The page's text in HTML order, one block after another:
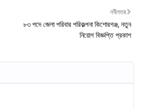
নবীনতর
৮৩ পদে জেলা পরিবার পরিকল্পনা কিশোরগঞ্জ, নতুন
নিয়োগ বিজ্ঞপ্তি প্রকাশ